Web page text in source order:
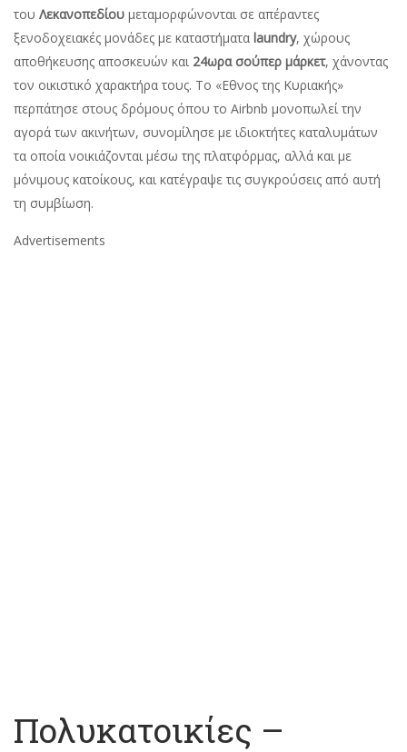
του Λεκανοπεδίου µεταµορφώνονται σε απέραντες
ξενοδοχειακές µονάδες µε καταστήµατα laundry, χώρους
αποθήκευσης αποσκευών και 24ωρα σούπερ µάρκετ, χάνοντας
τον οικιστικό χαρακτήρα τους. Το «Εθνος της Κυριακής»
περπάτησε στους δρόµους όπου το Airbnb µονοπωλεί την
αγορά των ακινήτων, συνοµίλησε µε ιδιοκτήτες καταλυµάτων
τα οποία νοικιάζονται µέσω της πλατφόρµας, αλλά και µε
µόνιµους κατοίκους, και κατέγραψε τις συγκρούσεις από αυτή
τη συµβίωση.
Advertisements
Πολυκατοικίες –